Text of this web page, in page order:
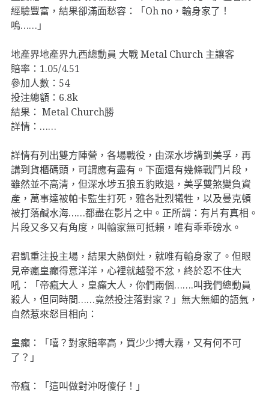
經驗豐富，結果卻滿面愁容：「Oh no，輸身家了！
嗚……」
地產界地產界九西總動員 大戰 Metal Church 主讓客
賠率：1.05/4.51
參加人數：54
投注總額：6.8k
結果： Metal Church勝
詳情：……
詳情有列出雙方陣營，各場戰役，由深水埗講到美孚，再
講到貨櫃碼頭，可謂應有盡有。下面還有幾條戰鬥片段，
雖然並不高清，但深水埗五狼五豹敗退，美孚雙煞變負資
產，萬事達被帕卡監生打死，雅各壯烈犧牲，以及曼克頓
被打落鹹水海……都盡在影片之中。正所謂：有片有真相。
片段又多又有角度，叫輸家無可抵賴，唯有乖乖磅水。
君凱重注投主場，結果大熱倒灶，就唯有輸身家了。但眼
見帝瘋皇癲得意洋洋，心裡就越發不忿，終於忍不住大
吼：「帝瘋大人，皇癲大人，你們兩個…….叫我們總動員
殺人，但同時間……竟然投注落對家？」無大無細的語氣，
自然惹來怒目相向：
皇癲：「嘻？對家賠率高，買少少搏大霧，又有何不可
了？」
帝瘋：「這叫做對沖呀傻仔！」